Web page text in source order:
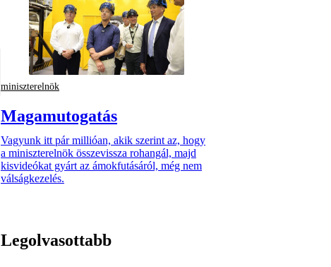
miniszterelnök
Magamutogatás
Vagyunk itt pár millióan, akik szerint az, hogy
a miniszterelnök összevissza rohangál, majd
kisvideókat gyárt az ámokfutásáról, még nem
válságkezelés.
Legolvasottabb